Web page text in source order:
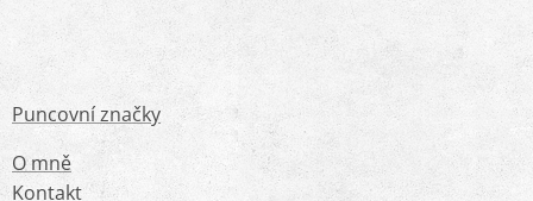
Puncovní značky
O mně
Kontakt